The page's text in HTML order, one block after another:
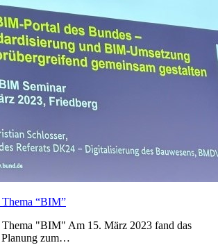
“BIM”
"BIM" Am 15. März 2023 fand das
Planung zum…